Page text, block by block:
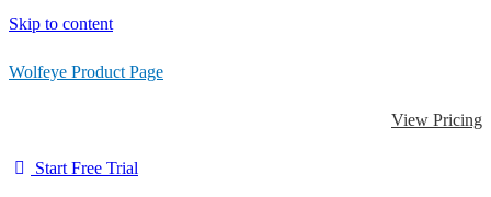
Skip to content
Wolfeye Product Page
View Pricing
Start Free Trial